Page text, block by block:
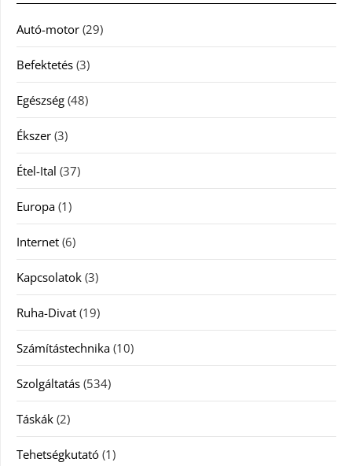
Autó-motor (29)
Befektetés (3)
Egészség (48)
Ékszer (3)
Étel-Ital (37)
Europa (1)
Internet (6)
Kapcsolatok (3)
Ruha-Divat (19)
Számítástechnika (10)
Szolgáltatás (534)
Táskák (2)
Tehetségkutató (1)